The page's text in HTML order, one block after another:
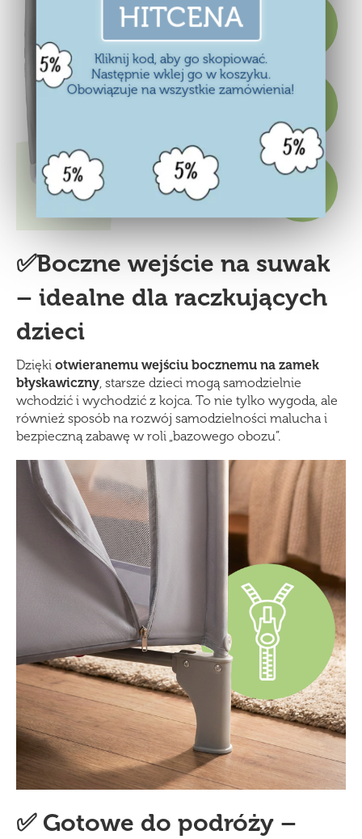
HITCENA
Kliknij kod, aby go skopiować.
Następnie wklej go w koszyku.
Obowiązuje na wszystkie zamówienia!
✅Boczne wejście na suwak
– idealne dla raczkujących
dzieci
Dzięki otwieranemu wejściu bocznemu na zamek
błyskawiczny, starsze dzieci mogą samodzielnie
wchodzić i wychodzić z kojca. To nie tylko wygoda, ale
również sposób na rozwój samodzielności malucha i
bezpieczną zabawę w roli „bazowego obozu”.
✅ Gotowe do podróży –